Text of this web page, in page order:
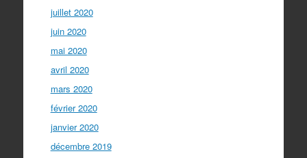
juillet 2020
juin 2020
mai 2020
avril 2020
mars 2020
février 2020
janvier 2020
décembre 2019